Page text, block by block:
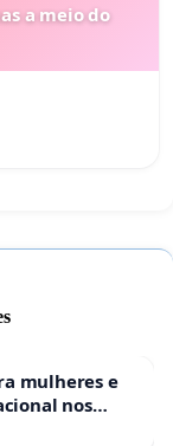
a meio do
mulheres e
nos